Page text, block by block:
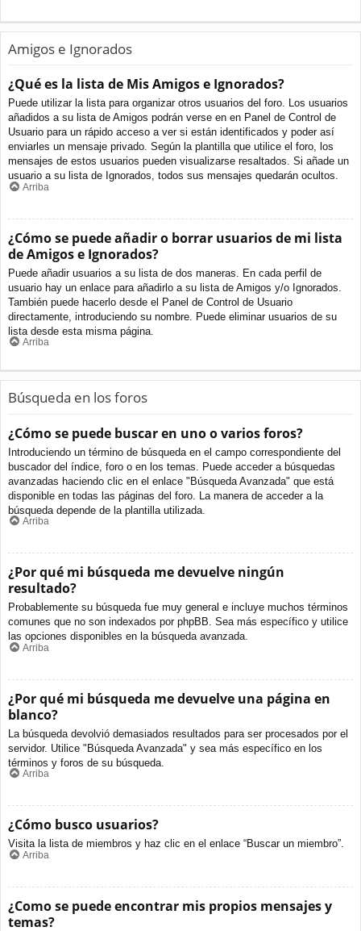
Amigos e Ignorados
¿Qué es la lista de Mis Amigos e Ignorados?
Puede utilizar la lista para organizar otros usuarios del foro. Los usuarios
añadidos a su lista de Amigos podrán verse en en Panel de Control de
Usuario para un rápido acceso a ver si están identificados y poder así
enviarles un mensaje privado. Según la plantilla que utilice el foro, los
mensajes de estos usuarios pueden visualizarse resaltados. Si añade un
usuario a su lista de Ignorados, todos sus mensajes quedarán ocultos.
Arriba
¿Cómo se puede añadir o borrar usuarios de mi lista
de Amigos e Ignorados?
Puede añadir usuarios a su lista de dos maneras. En cada perfil de
usuario hay un enlace para añadirlo a su lista de Amigos y/o Ignorados.
También puede hacerlo desde el Panel de Control de Usuario
directamente, introduciendo su nombre. Puede eliminar usuarios de su
lista desde esta misma página.
Arriba
Búsqueda en los foros
¿Cómo se puede buscar en uno o varios foros?
Introduciendo un término de búsqueda en el campo correspondiente del
buscador del índice, foro o en los temas. Puede acceder a búsquedas
avanzadas haciendo clic en el enlace "Búsqueda Avanzada" que está
disponible en todas las páginas del foro. La manera de acceder a la
búsqueda depende de la plantilla utilizada.
Arriba
¿Por qué mi búsqueda me devuelve ningún
resultado?
Probablemente su búsqueda fue muy general e incluye muchos términos
comunes que no son indexados por phpBB. Sea más específico y utilice
las opciones disponibles en la búsqueda avanzada.
Arriba
¿Por qué mi búsqueda me devuelve una página en
blanco?
La búsqueda devolvió demasiados resultados para ser procesados por el
servidor. Utilice "Búsqueda Avanzada" y sea más específico en los
términos y foros de su búsqueda.
Arriba
¿Cómo busco usuarios?
Visita la lista de miembros y haz clic en el enlace “Buscar un miembro”.
Arriba
¿Como se puede encontrar mis propios mensajes y
temas?